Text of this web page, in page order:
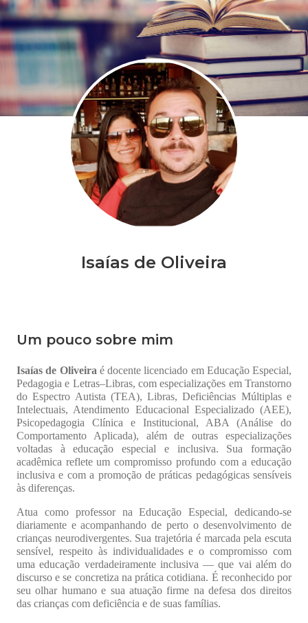
Isaías de Oliveira
Um pouco sobre mim
Isaías de Oliveira é docente licenciado em Educação Especial,
Pedagogia e Letras–Libras, com especializações em Transtorno
do Espectro Autista (TEA), Libras, Deficiências Múltiplas e
Intelectuais, Atendimento Educacional Especializado (AEE),
Psicopedagogia Clínica e Institucional, ABA (Análise do
Comportamento Aplicada), além de outras especializações
voltadas à educação especial e inclusiva. Sua formação
acadêmica reflete um compromisso profundo com a educação
inclusiva e com a promoção de práticas pedagógicas sensíveis
às diferenças.
Atua como professor na Educação Especial, dedicando-se
diariamente e acompanhando de perto o desenvolvimento de
crianças neurodivergentes. Sua trajetória é marcada pela escuta
sensível, respeito às individualidades e o compromisso com
uma educação verdadeiramente inclusiva — que vai além do
discurso e se concretiza na prática cotidiana. É reconhecido por
seu olhar humano e sua atuação firme na defesa dos direitos
das crianças com deficiência e de suas famílias.